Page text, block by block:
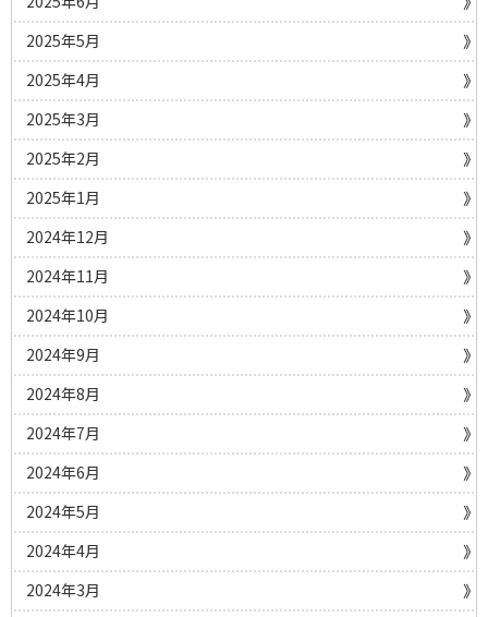
2025年5月
2025年4月
2025年3月
2025年2月
2025年1月
2024年12月
2024年11月
2024年10月
2024年9月
2024年8月
2024年7月
2024年6月
2024年5月
2024年4月
2024年3月